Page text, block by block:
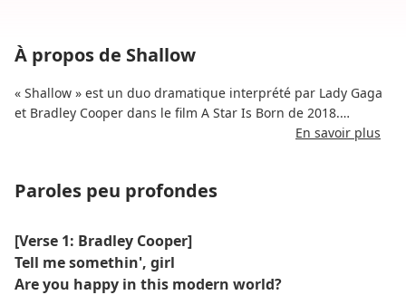
À propos de Shallow
« Shallow » est un duo dramatique interprété par Lady Gaga
et Bradley Cooper dans le film A Star Is Born de 2018.
de la célébrité et du désir d'authenticité.
Cela commence tranquillement avec la voix de Cooper et se
construit puissamment avec le crescendo émotionnel de
Gaga.
En savoir plus
Paroles peu profondes
[Verse 1: Bradley Cooper]
Tell me somethin', girl
Are you happy in this modern world?